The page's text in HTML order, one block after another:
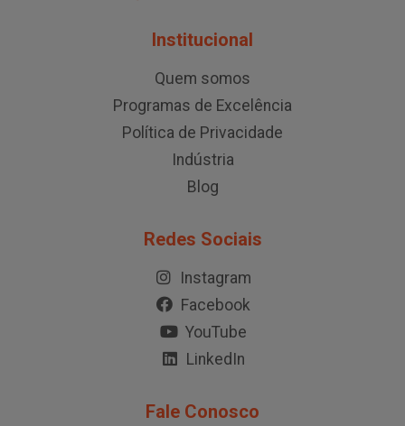
Institucional
Quem somos
Programas de Excelência
Política de Privacidade
Indústria
Blog
Redes Sociais
Instagram
Facebook
YouTube
LinkedIn
Fale Conosco